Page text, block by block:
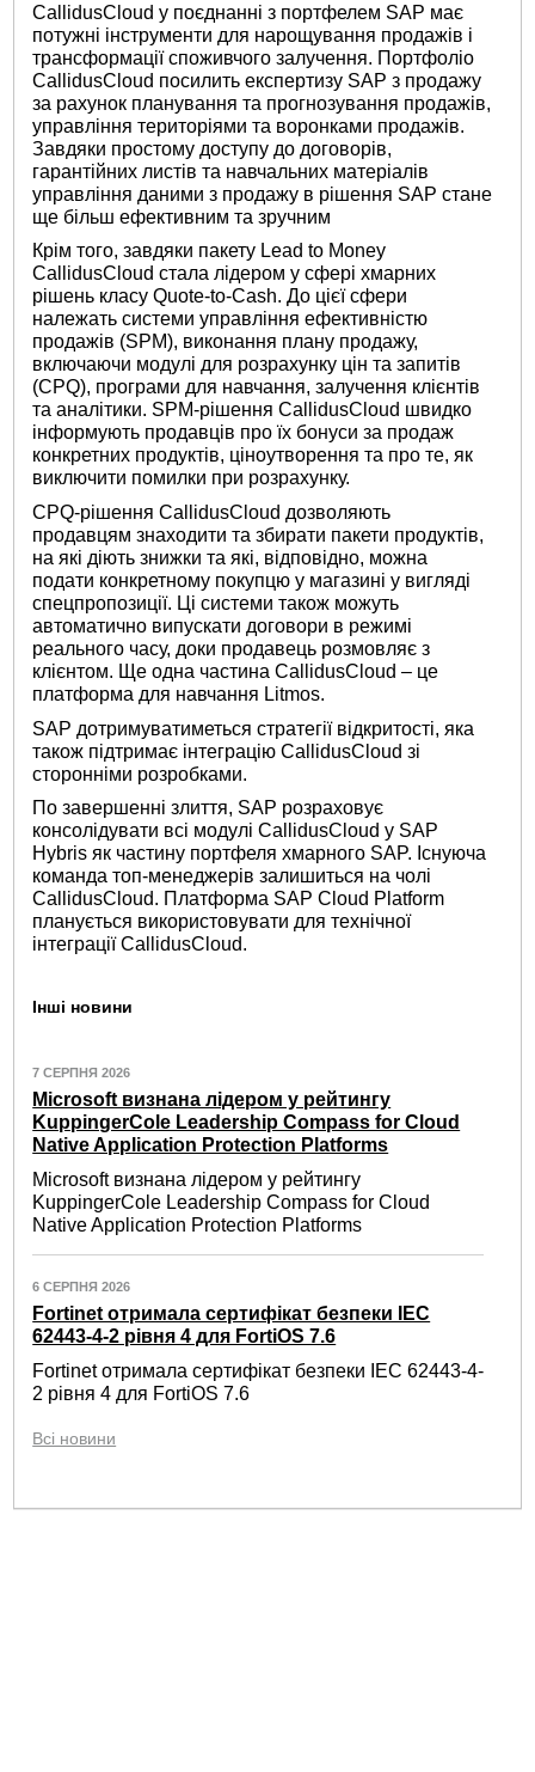
CallidusCloud у поєднанні з портфелем SAP має
потужні інструменти для нарощування продажів і
трансформації споживчого залучення. Портфоліо
CallidusCloud посилить експертизу SAP з продажу
за рахунок планування та прогнозування продажів,
управління територіями та воронками продажів.
Завдяки простому доступу до договорів,
гарантійних листів та навчальних матеріалів
управління даними з продажу в рішення SAP стане
ще більш ефективним та зручним
Крім того, завдяки пакету Lead to Money
CallidusCloud стала лідером у сфері хмарних
рішень класу Quote-to-Cash. До цієї сфери
належать системи управління ефективністю
продажів (SPM), виконання плану продажу,
включаючи модулі для розрахунку цін та запитів
(CPQ), програми для навчання, залучення клієнтів
та аналітики. SPM-рішення CallidusCloud швидко
інформують продавців про їх бонуси за продаж
конкретних продуктів, ціноутворення та про те, як
виключити помилки при розрахунку.
CPQ-рішення CallidusCloud дозволяють
продавцям знаходити та збирати пакети продуктів,
на які діють знижки та які, відповідно, можна
подати конкретному покупцю у магазині у вигляді
спецпропозиції. Ці системи також можуть
автоматично випускати договори в режимі
реального часу, доки продавець розмовляє з
клієнтом. Ще одна частина CallidusCloud – це
платформа для навчання Litmos.
SAP дотримуватиметься стратегії відкритості, яка
також підтримає інтеграцію CallidusCloud зі
сторонніми розробками.
По завершенні злиття, SAP розраховує
консолідувати всі модулі CallidusCloud у SAP
Hybris як частину портфеля хмарного SAP. Існуюча
команда топ-менеджерів залишиться на чолі
CallidusCloud. Платформа SAP Cloud Platform
планується використовувати для технічної
інтеграції CallidusCloud.
Інші новини
7 СЕРПНЯ 2026
Microsoft визнана лідером у рейтингу
KuppingerCole Leadership Compass for Cloud
Native Application Protection Platforms
Microsoft визнана лідером у рейтингу
KuppingerCole Leadership Compass for Cloud
Native Application Protection Platforms
6 СЕРПНЯ 2026
Fortinet отримала сертифікат безпеки IEC
62443-4-2 рівня 4 для FortiOS 7.6
Fortinet отримала сертифікат безпеки IEC 62443-4-
2 рівня 4 для FortiOS 7.6
Всі новини